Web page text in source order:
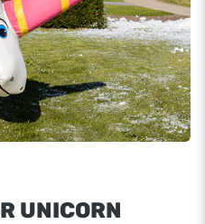
UNICORN